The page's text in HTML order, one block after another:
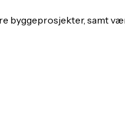
byggeprosjekter, samt